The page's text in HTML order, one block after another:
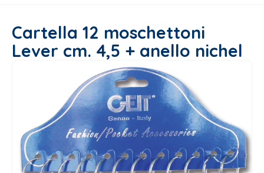
Cartella 12 moschettoni
Lever cm. 4,5 + anello nichel